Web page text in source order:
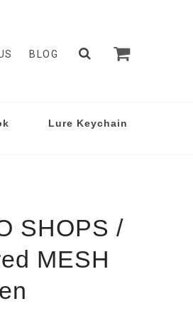
BLOG
Lure Keychain
SHOPS /
MESH